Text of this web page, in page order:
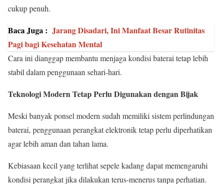
cukup penuh.
Baca Juga : Jarang Disadari, Ini Manfaat Besar Rutinitas
Pagi bagi Kesehatan Mental
Cara ini dianggap membantu menjaga kondisi baterai tetap lebih
stabil dalam penggunaan sehari-hari.
Teknologi Modern Tetap Perlu Digunakan dengan Bijak
Meski banyak ponsel modern sudah memiliki sistem perlindungan
baterai, penggunaan perangkat elektronik tetap perlu diperhatikan
agar lebih aman dan tahan lama.
Kebiasaan kecil yang terlihat sepele kadang dapat memengaruhi
kondisi perangkat jika dilakukan terus-menerus tanpa perhatian.